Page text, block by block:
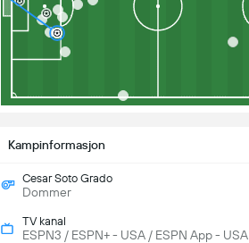
Kampinformasjon
Cesar Soto Grado
Dommer
TV kanal
ESPN3 / ESPN+ - USA / ESPN App - USA